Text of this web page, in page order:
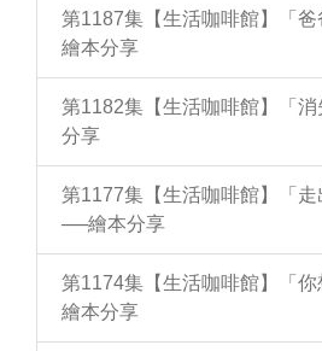
第1187集【生活咖啡館】「
繪本分享
第1182集【生活咖啡館】「
分享
第1177集【生活咖啡館】「走
──繪本分享
第1174集【生活咖啡館】「
繪本分享